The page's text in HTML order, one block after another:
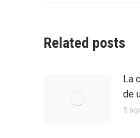
Related posts
La
de
5